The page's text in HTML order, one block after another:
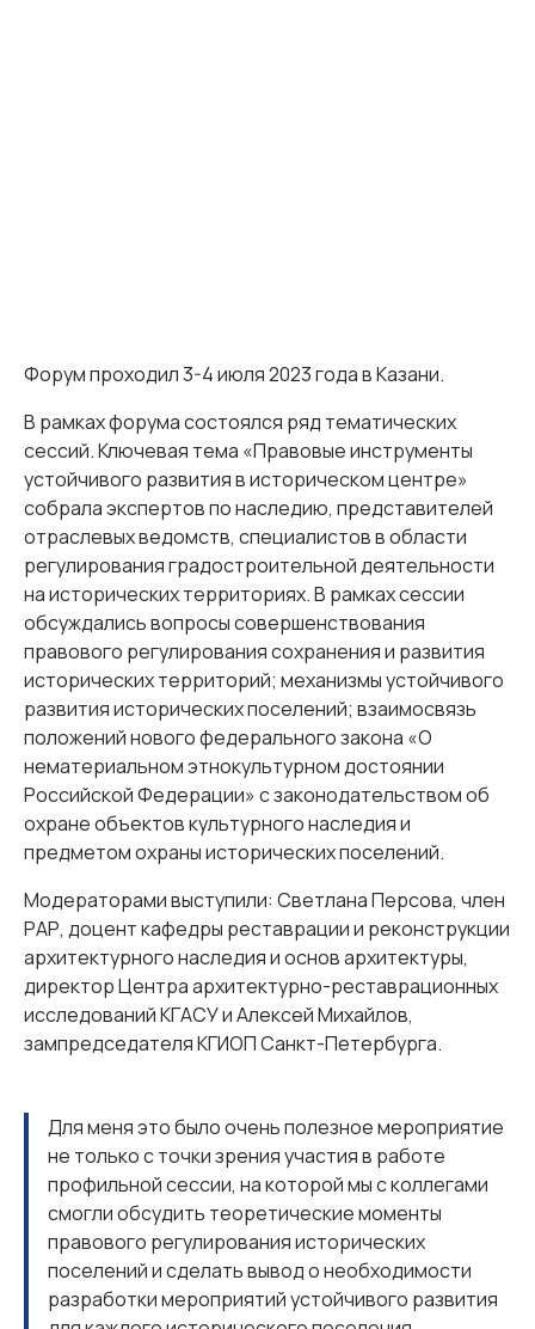
Форум проходил 3-4 июля 2023 года в Казани.
В рамках форума состоялся ряд тематических
сессий. Ключевая тема «Правовые инструменты
устойчивого развития в историческом центре»
собрала экспертов по наследию, представителей
отраслевых ведомств, специалистов в области
регулирования градостроительной деятельности
на исторических территориях. В рамках сессии
обсуждались вопросы совершенствования
правового регулирования сохранения и развития
исторических территорий; механизмы устойчивого
развития исторических поселений; взаимосвязь
положений нового федерального закона «О
нематериальном этнокультурном достоянии
Российской Федерации» с законодательством об
охране объектов культурного наследия и
предметом охраны исторических поселений.
Модераторами выступили: Светлана Персова, член
РАР, доцент кафедры реставрации и реконструкции
архитектурного наследия и основ архитектуры,
директор Центра архитектурно-реставрационных
исследований КГАСУ и Алексей Михайлов,
зампредседателя КГИОП Санкт-Петербурга.
Для меня это было очень полезное мероприятие
не только с точки зрения участия в работе
профильной сессии, на которой мы с коллегами
смогли обсудить теоретические моменты
правового регулирования исторических
поселений и сделать вывод о необходимости
разработки мероприятий устойчивого развития